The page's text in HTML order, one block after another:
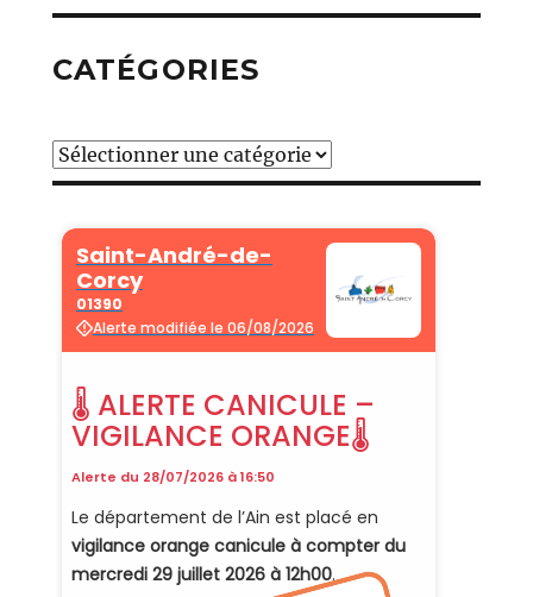
CATÉGORIES
Catégories